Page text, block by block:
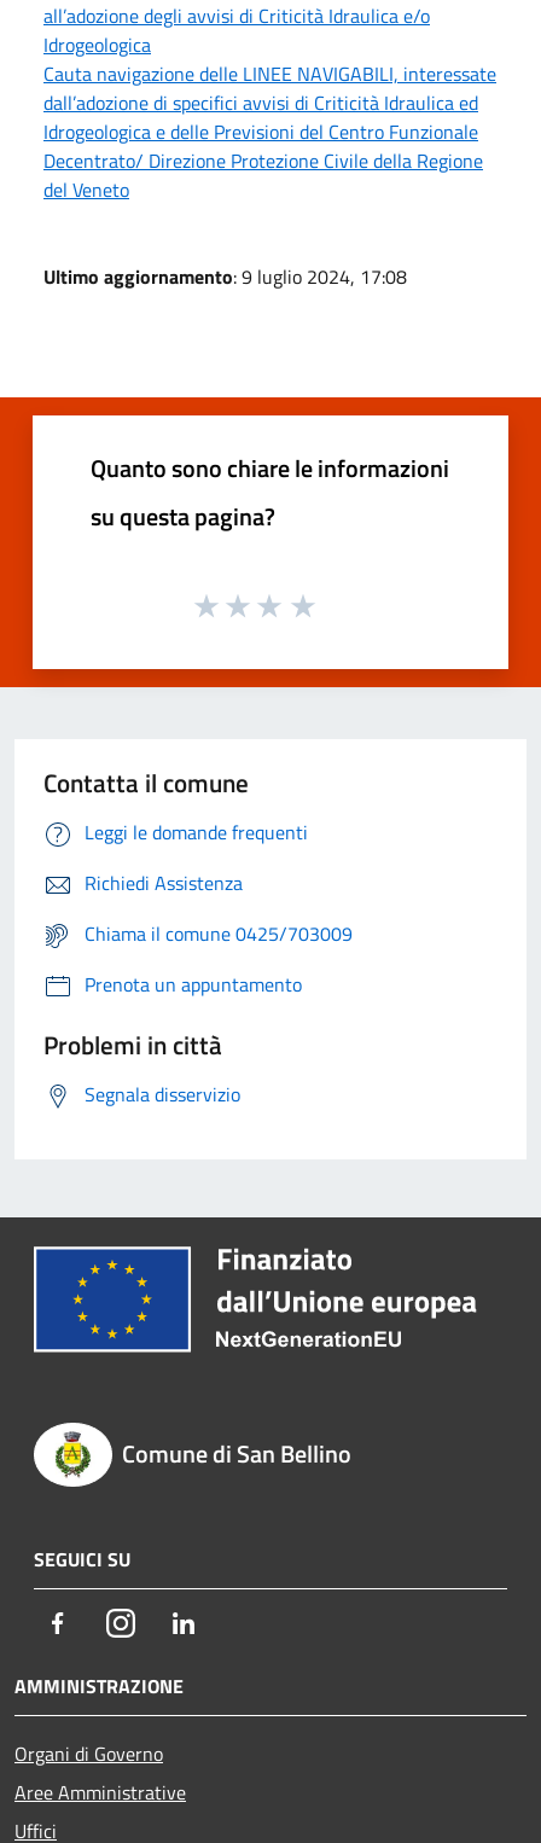
all’adozione degli avvisi di Criticità Idraulica e/o
Idrogeologica
Cauta navigazione delle LINEE NAVIGABILI, interessate
dall’adozione di specifici avvisi di Criticità Idraulica ed
Idrogeologica e delle Previsioni del Centro Funzionale
Decentrato/ Direzione Protezione Civile della Regione
del Veneto
Ultimo aggiornamento: 9 luglio 2024, 17:08
Quanto sono chiare le informazioni
su questa pagina?
Contatta il comune
Leggi le domande frequenti
Richiedi Assistenza
Chiama il comune 0425/703009
Prenota un appuntamento
Problemi in città
Segnala disservizio
Comune di San Bellino
SEGUICI SU
FacebookInstagram
AMMINISTRAZIONE
Organi di Governo
Aree Amministrative
Uffici